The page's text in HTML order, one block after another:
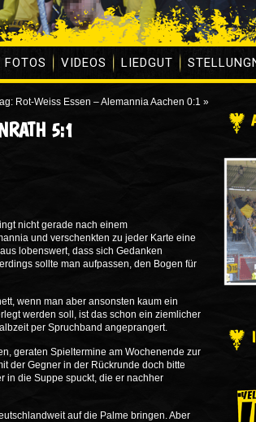
FOTOS VIDEOS LIEDGUT
Rot-Weiss Essen – Alemannia Aachen 0:1 »
5:1
nicht gerade nach einem
und verschenkten zu jeder Karte eine
lobenswert, dass sich Gedanken
sollte man aufpassen, den Bogen für
wenn man aber ansonsten kaum ein
werden soll, ist das schon ein ziemlicher
per Spruchband angeprangert.
geraten Spieltermine am Wochenende zur
der Gegner in der Rückrunde doch bitte
in die Suppe spuckt, die er nachher
auf die Palme bringen. Aber